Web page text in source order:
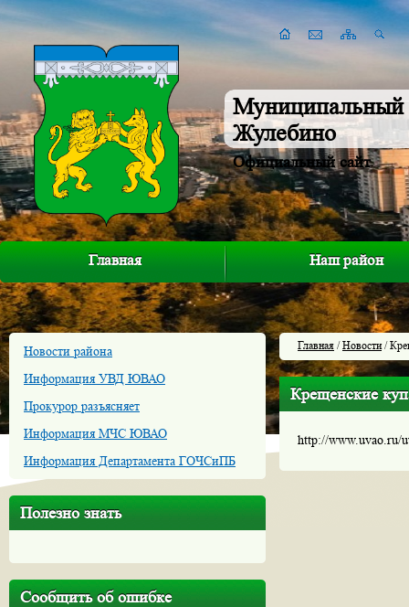
Муниципальный
Жулебино
Официальный сайт
Главная Наш район
Новости района
Информация УВД ЮВАО
Прокурор разъясняет
Информация МЧС ЮВАО
Информация Департамента ГОЧСиПБ
Полезно знать
Сообщить об ошибке
Главная /Новости/
Крещенские
http://www.uvao.ru/